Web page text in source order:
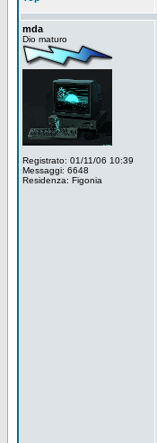
mda
Dio maturo
Registrato: 01/11/06 10:39
Messaggi: 6648
Residenza: Figonia